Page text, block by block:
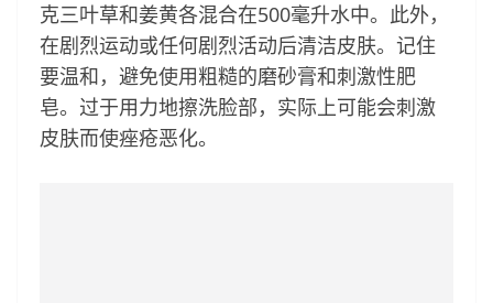
克三叶草和姜黄各混合在500毫升水中。此外，
在剧烈运动或任何剧烈活动后清洁皮肤。记住
要温和，避免使用粗糙的磨砂膏和刺激性肥
皂。过于用力地擦洗脸部，实际上可能会刺激
皮肤而使痤疮恶化。